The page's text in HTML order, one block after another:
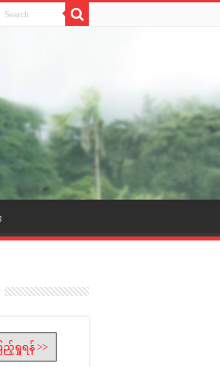
ည့်ရှုရန် >>